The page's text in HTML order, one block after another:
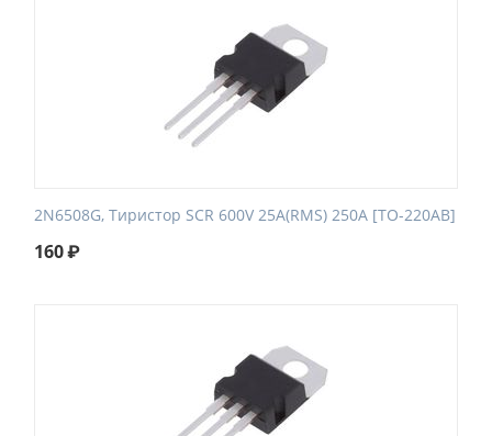
2N6508G, Тиристор SCR 600V 25A(RMS) 250A [TO-220AB]
160₽